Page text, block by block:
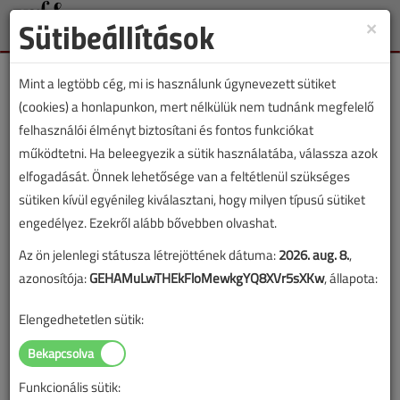
Toggle
Lapszám:
TARTALOM
Lakásfelújítás,
energiatakarékosság
2010/7-8. lapszám
Figylem! Ez a cikk 16 éve frissült utoljára. A benne szereplő
×
Sütibeállítások
Mint a legtöbb cég, mi is használunk úgynevezett sütiket
(cookies) a honlapunkon, mert nélkülük nem tudnánk megfelelő
felhasználói élményt biztosítani és fontos funkciókat
működtetni. Ha beleegyezik a sütik használatába, válassza azok
elfogadását. Önnek lehetősége van a feltétlenül szükséges
sütiken kívül egyénileg kiválasztani, hogy milyen típusú sütiket
engedélyez. Ezekről alább bővebben olvashat.
Az ön jelenlegi státusza létrejöttének dátuma:2026. aug. 8.,
azonosítója:GEHAMuLwTHEkFloMewkgYQ8XVr5sXKw, állapota:
Elengedhetetlen sütik:
Funkcionális sütik: